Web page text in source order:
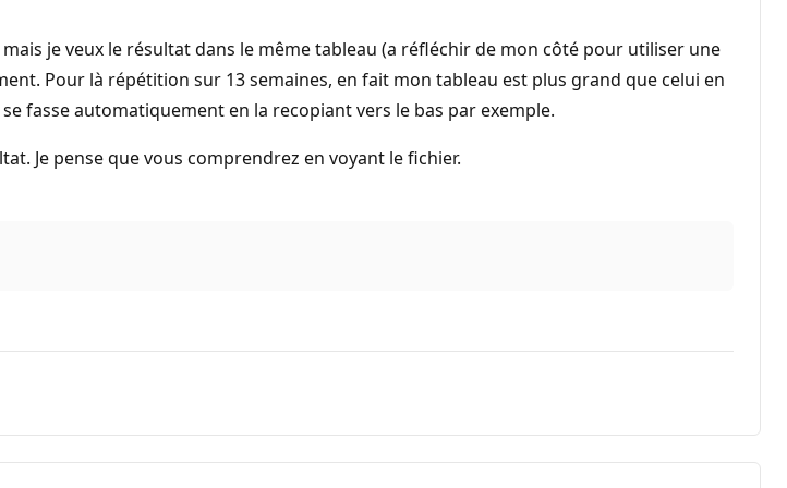
je veux le résultat dans le même tableau (a réfléchir de mon côté pour utiliser une
Pour là répétition sur 13 semaines, en fait mon tableau est plus grand que celui en
fasse automatiquement en la recopiant vers le bas par exemple.
Je pense que vous comprendrez en voyant le fichier.